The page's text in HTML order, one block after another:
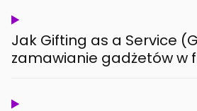
Jak Gifting as a Service
zamawianie gadżetów w